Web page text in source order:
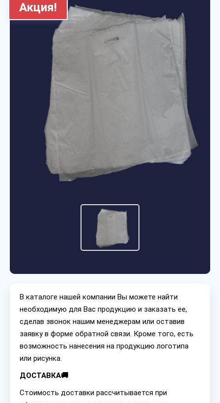
Акция!
В каталоге нашей компании Вы можете найти
необходимую для Вас продукцию и заказать ее,
сделав звонок нашим менеджерам или оставив
заявку в форме обратной связи. Кроме того, есть
возможность нанесения на продукцию логотипа
или рисунка.
ДОСТАВКА🚚
Стоимость доставки рассчитывается при